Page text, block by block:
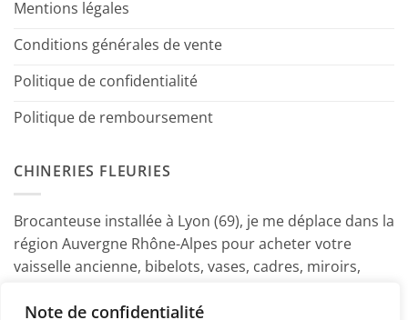
Note de confidentialité
Mentions légales
Conditions générales de vente
Politique de confidentialité
Politique de remboursement
CHINERIES FLEURIES
Brocanteuse installée à Lyon (69), je me déplace dans la
région Auvergne Rhône-Alpes pour acheter votre
vaisselle ancienne, bibelots, vases, cadres, miroirs,
Marine